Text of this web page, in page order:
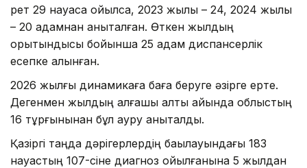
рет 29 науқасқа қойылса, 2023 жылы – 24, 2024 жылы
– 20 адамнан анықталған. Өткен жылдың
қорытындысы бойынша 25 адам диспансерлік
есепке алынған.
2026 жылғы динамикаға баға беруге әзірге ерте.
Дегенмен жылдың алғашқы алты айында облыстың
16 тұрғынынан бұл ауру анықталды.
Қазіргі таңда дәрігерлердің бақылауындағы 183
науқастың 107-сіне диагноз қойылғанына 5 жылдан